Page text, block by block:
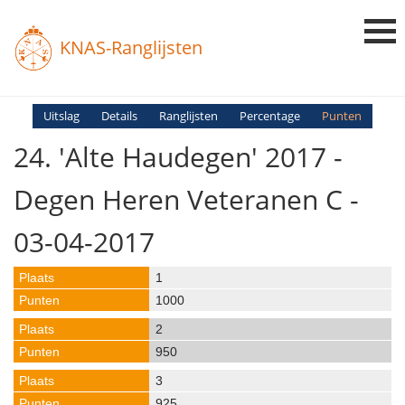
KNAS-Ranglijsten
Login
Ranglijsten
Uitslag Details Ranglijsten Percentage Punten
24. 'Alte Haudegen' 2017 -
Degen Heren Veteranen C -
03-04-2017
1
1000
2
950
3